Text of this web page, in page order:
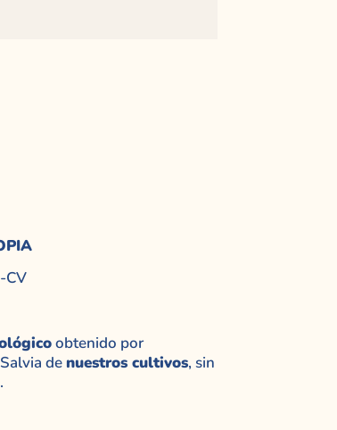
CV
obtenido por
denuestros cultivos, sin